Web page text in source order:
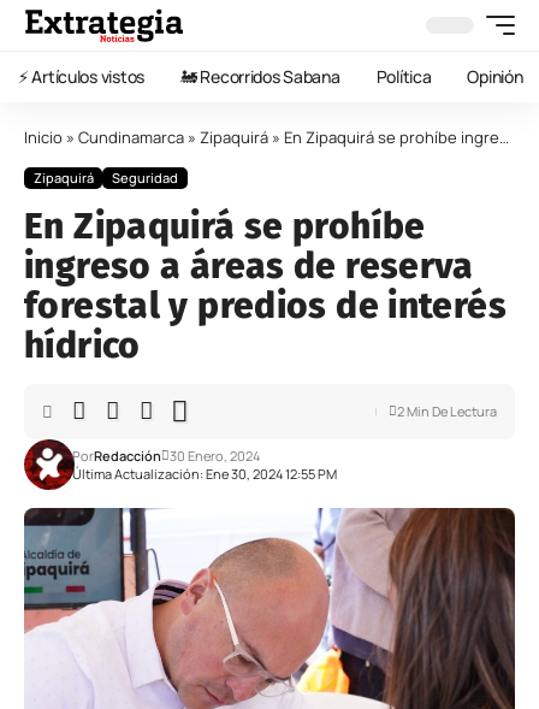
⚡️ Artículos vistos 🚂 Recorridos Sabana Política Opinión
Inicio » Cundinamarca » Zipaquirá » En Zipaquirá se prohíbe ingreso a áreas de reserva forestal y predios de interés hídrico
Zipaquirá Seguridad
En Zipaquirá se prohíbe
ingreso a áreas de reserva
forestal y predios de interés
hídrico
Última Actualización: Ene 30, 2024 12:55 PM
PorRedacción 30 Enero, 2024
2 Min De Lectura